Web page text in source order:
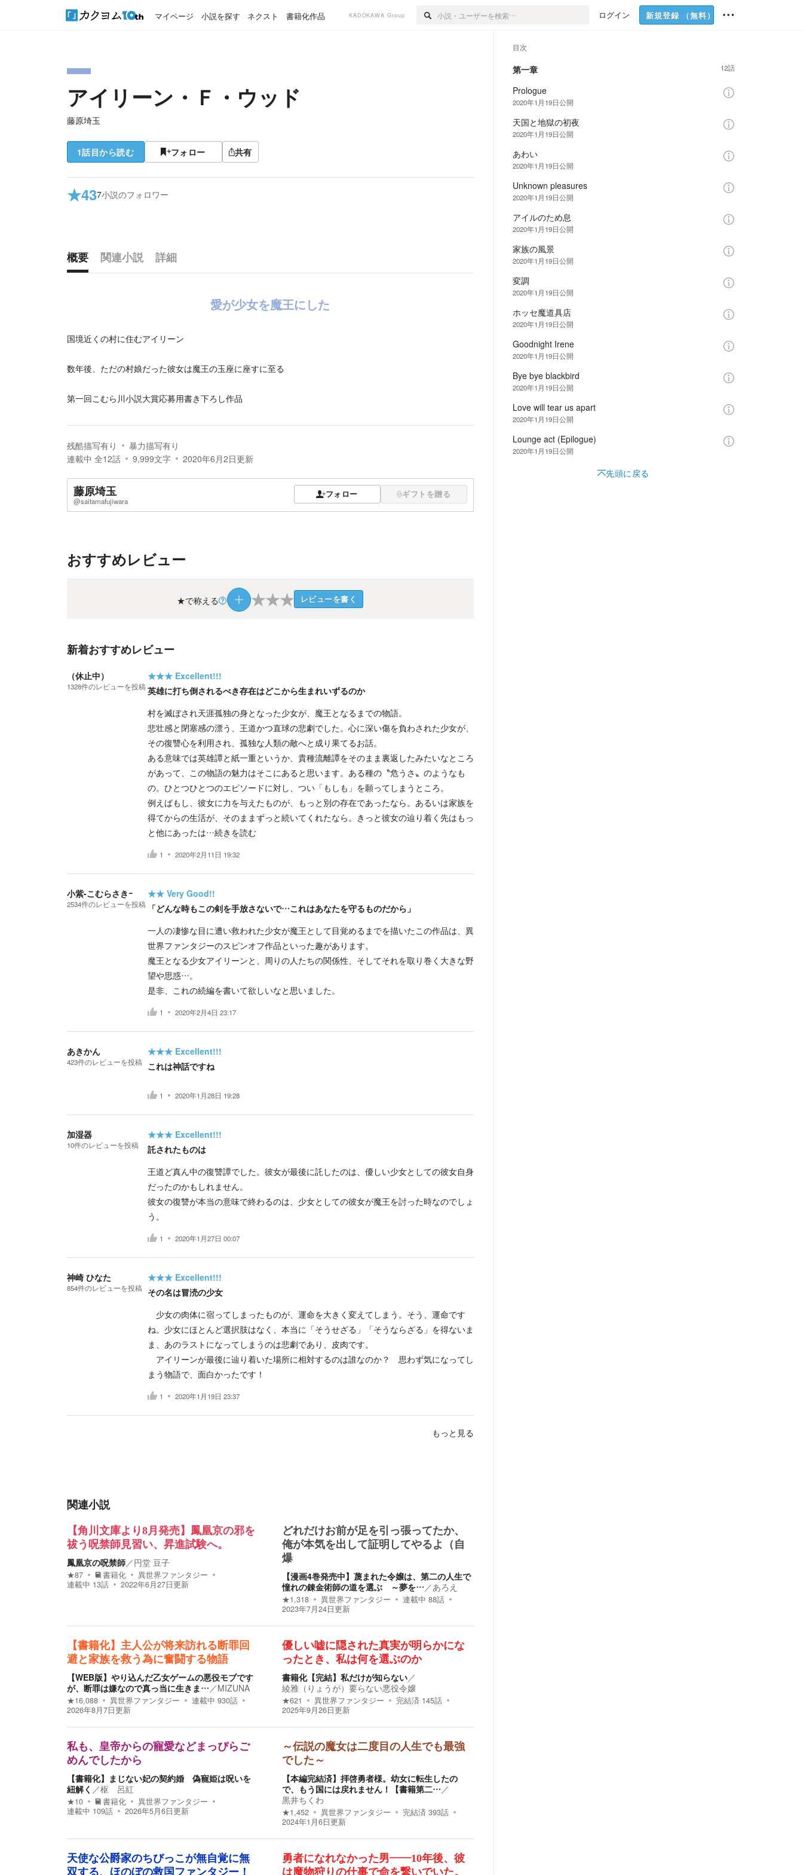
マイページ 小説を探す ネクスト 書籍化作品 KADOKAWA Group ログイン 新規登録 （無料）
アイリーン・Ｆ・ウッド
藤原埼玉
1話目から読む フォロー 共有
★437小説のフォロワー
概要 関連小説
詳細
愛が少女を魔王にした
国境近くの村に住むアイリーン
数年後、ただの村娘だった彼女は魔王の玉座に座すに至る
第一回こむら川小説大賞応募用書き下ろし作品
残酷描写有り
暴力描写有り
連載中 全12話 9,999文字 2020年6月2日更新
藤原埼玉
@saitamafujiwara
フォロー ギフトを贈る
おすすめレビュー
★で称える ★★★ レビューを書く
新着おすすめレビュー
（休止中）
1328件のレビューを投稿
★★★ Excellent!!!
英雄に打ち倒されるべき存在はどこから生まれいずるのか
村を滅ぼされ天涯孤独の身となった少女が、魔王となるまでの物語。
悲壮感と閉塞感の漂う、王道かつ直球の悲劇でした。心に深い傷を負わされた少女が、
その復讐心を利用され、孤独な人類の敵へと成り果てるお話。
ある意味では英雄譚と紙一重というか、貴種流離譚をそのまま裏返したみたいなところ
があって、この物語の魅力はそこにあると思います。ある種の〝危うさ〟のようなも
の。ひとつひとつのエピソードに対し、つい「もしも」を願ってしまうところ。
例えばもし、彼女に力を与えたものが、もっと別の存在であったなら。あるいは家族を
得てからの生活が、そのままずっと続いてくれたなら。きっと彼女の辿り着く先はもっ
と他にあったは…続きを読む
1 2020年2月11日 19:32
小紫-こむらさきｰ
2534件のレビューを投稿
★★ Very Good!!
「どんな時もこの剣を手放さないで…これはあなたを守るものだから」
一人の凄惨な目に遭い救われた少女が魔王として目覚めるまでを描いたこの作品は、異
世界ファンタジーのスピンオフ作品といった趣があります。
魔王となる少女アイリーンと、周りの人たちの関係性、そしてそれを取り巻く大きな野
望や思惑…。
是非、これの続編を書いて欲しいなと思いました。
1 2020年2月4日 23:17
あきかん
423件のレビューを投稿
★★★ Excellent!!!
これは神話ですね
1 2020年1月28日 19:28
加湿器
10件のレビューを投稿
★★★ Excellent!!!
託されたものは
王道ど真ん中の復讐譚でした。彼女が最後に託したのは、優しい少女としての彼女自身
だったのかもしれません。
彼女の復讐が本当の意味で終わるのは、少女としての彼女が魔王を討った時なのでしょ
う。
1 2020年1月27日 00:07
神崎 ひなた
854件のレビューを投稿
★★★ Excellent!!!
その名は冒涜の少女
少女の肉体に宿ってしまったものが、運命を大きく変えてしまう。そう、運命です
ね。少女にほとんど選択肢はなく、本当に「そうせざる」「そうならざる」を得ないま
ま、あのラストになってしまうのは悲劇であり、皮肉です。
アイリーンが最後に辿り着いた場所に相対するのは誰なのか？ 思わず気になってし
まう物語で、面白かったです！
1 2020年1月19日 23:37
もっと見る
関連小説
【角川文庫より8月発売】鳳凰京の邪を
祓う呪禁師見習い、昇進試験へ。
鳳凰京の呪禁師／円堂 豆子
★87 書籍化
異世界ファンタジー
連載中 13話 2022年6月27日更新
どれだけお前が足を引っ張ってたか、
俺が本気を出して証明してやるよ（自
爆
【漫画4巻発売中】蔑まれた令嬢は、第二の人生で
憧れの錬金術師の道を選ぶ ～夢を…／あろえ
★1,318 異世界ファンタジー 連載中 88話
2023年7月24日更新
【書籍化】主人公が将来訪れる断罪回
避と家族を救う為に奮闘する物語
【WEB版】やり込んだ乙女ゲームの悪役モブです
が、断罪は嫌なので真っ当に生きま…／MIZUNA
★16,088 異世界ファンタジー 連載中 930話
2026年8月7日更新
優しい嘘に隠された真実が明らかにな
ったとき、私は何を選ぶのか
書籍化【完結】私だけが知らない／
綾雅（りょうが）要らない悪役令嬢
★621 異世界ファンタジー 完結済 145話
2025年9月26日更新
私も、皇帝からの寵愛などまっぴらご
めんでしたから
【書籍化】まじない妃の契約婚 偽寵姫は呪いを
紐解く ／枢 呂紅
★10 書籍化
異世界ファンタジー
連載中 109話 2026年5月6日更新
～伝説の魔女は二度目の人生でも最強
でした～
【本編完結済】拝啓勇者様。幼女に転生したの
で、もう国には戻れません！【書籍第二…／
黒井ちくわ
★1,452 異世界ファンタジー 完結済 393話
2024年1月6日更新
天使な公爵家のちびっこが無自覚に無
双する、ほのぼの救国ファンタジー！
勇者になれなかった男――10年後、彼
は魔物狩りの仕事で命を繋いでいた。
目次
第一章 12話
Prologue
2020年1月19日公開
天国と地獄の初夜
2020年1月19日公開
あわい
2020年1月19日公開
Unknown pleasures
2020年1月19日公開
アイルのため息
2020年1月19日公開
家族の風景
2020年1月19日公開
変調
2020年1月19日公開
ホッセ魔道具店
2020年1月19日公開
Goodnight Irene
2020年1月19日公開
Bye bye blackbird
2020年1月19日公開
Love will tear us apart
2020年1月19日公開
Lounge act (Epilogue)
2020年1月19日公開
先頭に戻る